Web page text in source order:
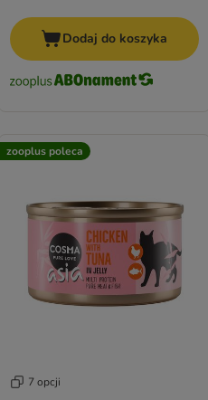
Dodaj do koszyka
zooplus poleca
7 opcji